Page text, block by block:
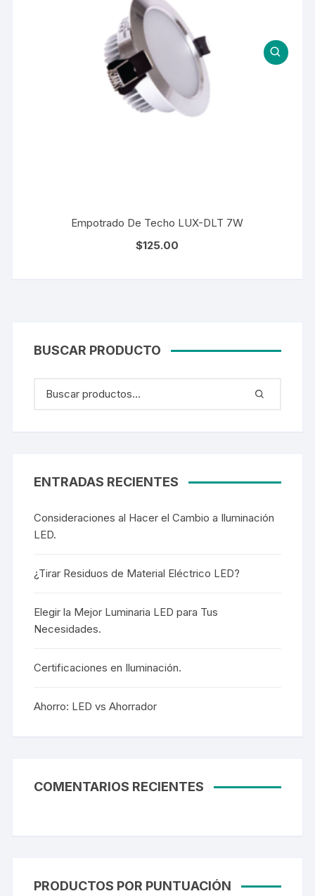
Empotrado De Techo LUX-DLT 7W
$125.00
BUSCAR PRODUCTO
ENTRADAS RECIENTES
Consideraciones al Hacer el Cambio a Iluminación
LED.
¿Tirar Residuos de Material Eléctrico LED?
Elegir la Mejor Luminaria LED para Tus
Necesidades.
Certificaciones en Iluminación.
Ahorro: LED vs Ahorrador
COMENTARIOS RECIENTES
PRODUCTOS POR PUNTUACIÓN